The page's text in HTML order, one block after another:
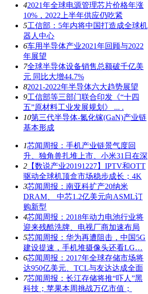
42021年全球电源管理芯片价格年涨
10%，2022上半年供应仍吃紧
5工信部：5年内将中国打造成全球机
器人中心
6车用半导体产业2021年回顾与2022
年展望
7全球半导体设备销售总额破千亿美
元 同比大增44.7%
82021-2022年半导体六大趋势展望
9工信部等三部门联合印发《“十四
五”原材料工业发展规划》 ... .
10第三代半导体-氮化镓(GaN)产业链
基本形成
1芯闻周报：手机产业链景气度回
升、独角兽扎堆上市、小米31日在深
2 【数说产业20191227】IPTV和OTT
驱动全球机顶盒市场稳步成长；4K
3芯闻周报：南亚科扩产20纳米
DRAM、 中芯1.2亿美元向ASML订
购新型
4芯闻周报：2018年动力电池行业将
迎来残酷洗牌、电视厂商加速布局
5芯闻周报：华为再遭阻击，中国5G
建设提速，手机堆摄像头还看LG…
6芯闻周报：2017年全球存储市场将
达950亿美元、TCL与友达达成全面
7芯闻周报：长江存储将推“吓人”黑
科技；苹果本周挑战万亿市值；